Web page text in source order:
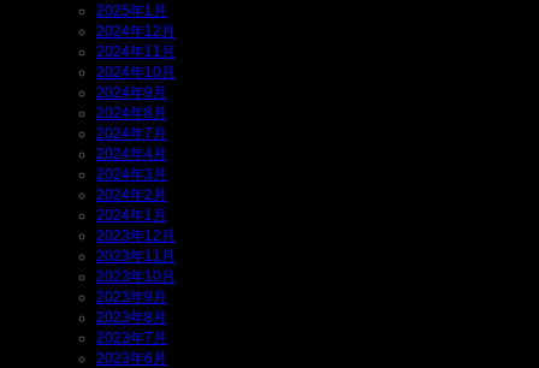
2025年1月
2024年12月
2024年11月
2024年10月
2024年9月
2024年8月
2024年7月
2024年4月
2024年3月
2024年2月
2024年1月
2023年12月
2023年11月
2023年10月
2023年9月
2023年8月
2023年7月
2023年6月